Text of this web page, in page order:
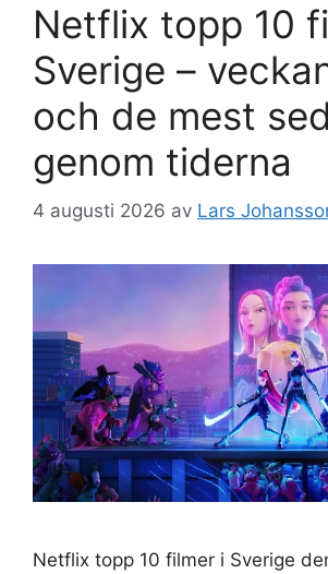
Netflix topp 10
Sverige –
och de mest
genom tiderna
4 augusti 2026 av Lars
Netflix topp 10 filmer i Sverige